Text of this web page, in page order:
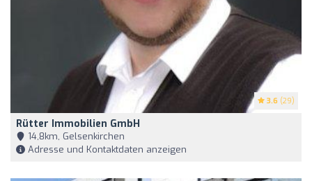
3.6 (29)
Rütter Immobilien GmbH
14,8km, Gelsenkirchen
Adresse und Kontaktdaten anzeigen